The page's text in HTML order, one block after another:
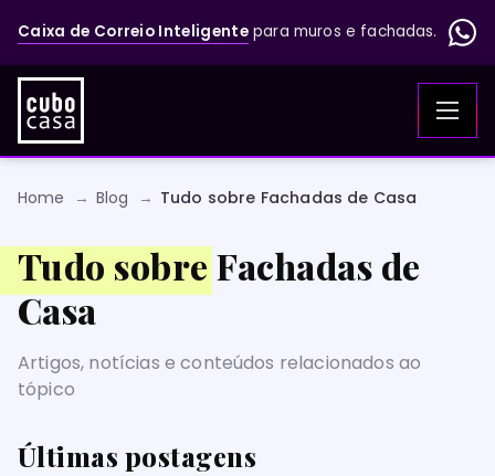
Caixa de Correio Inteligentepara muros e fachadas.
Home Blog Tudo sobre Fachadas de Casa
Tudo sobre Fachadas de
Casa
Artigos, notícias e conteúdos relacionados ao
tópico
Últimas postagens